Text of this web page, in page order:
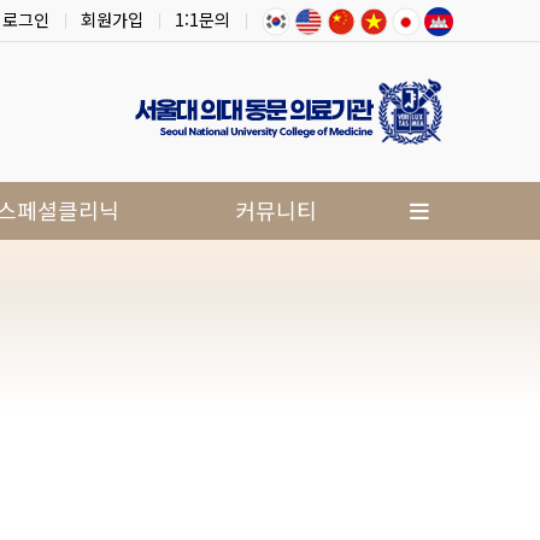
로그인 회원가입 1:1문의
페셜클리닉 커뮤니티